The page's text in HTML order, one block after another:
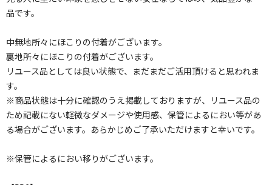
品です。
中無地所々にほこりの付着がございます。
裏地所々にほこりの付着がございます。
リユース品としては良い状態で、まだまだご活用頂けると思われま
す。
※商品状態は十分に確認のうえ掲載しておりますが、リユース品の
ため記載にない軽微なダメージや使用感、保管によるにおい等があ
る場合がございます。あらかじめご了承いただけますと幸いです。
※保管によるにおい移りがございます。